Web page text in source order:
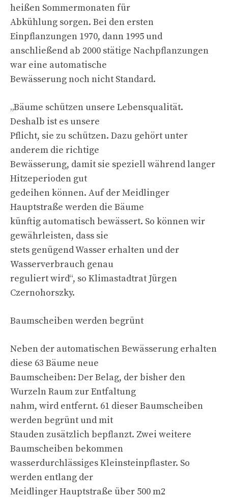
heißen Sommermonaten für
Abkühlung sorgen. Bei den ersten
Einpflanzungen 1970, dann 1995 und
anschließend ab 2000 stätige Nachpflanzungen
war eine automatische
Bewässerung noch nicht Standard.
„Bäume schützen unsere Lebensqualität.
Deshalb ist es unsere
Pflicht, sie zu schützen. Dazu gehört unter
anderem die richtige
Bewässerung, damit sie speziell während langer
Hitzeperioden gut
gedeihen können. Auf der Meidlinger
Hauptstraße werden die Bäume
künftig automatisch bewässert. So können wir
gewährleisten, dass sie
stets genügend Wasser erhalten und der
Wasserverbrauch genau
reguliert wird“, so Klimastadtrat Jürgen
Czernohorszky.
Baumscheiben werden begrünt
Neben der automatischen Bewässerung erhalten
diese 63 Bäume neue
Baumscheiben: Der Belag, der bisher den
Wurzeln Raum zur Entfaltung
nahm, wird entfernt. 61 dieser Baumscheiben
werden begrünt und mit
Stauden zusätzlich bepflanzt. Zwei weitere
Baumscheiben bekommen
wasserdurchlässiges Kleinsteinpflaster. So
werden entlang der
Meidlinger Hauptstraße über 500 m2